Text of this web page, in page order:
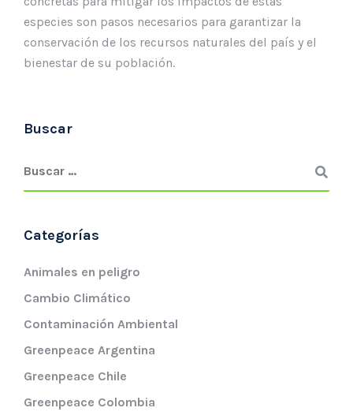
especies son pasos necesarios para garantizar la
conservación de los recursos naturales del país y el
bienestar de su población.
Buscar
Categorías
Animales en peligro
Cambio Climático
Contaminación Ambiental
Greenpeace Argentina
Greenpeace Chile
Greenpeace Colombia